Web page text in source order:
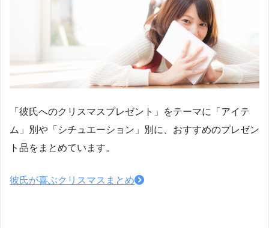
「彼氏へのクリスマスプレゼント」をテーマに「アイテ
ム」別や「シチュエーション」別に、おすすめのプレゼン
ト品をまとめています。
彼氏が喜ぶクリスマスまとめ